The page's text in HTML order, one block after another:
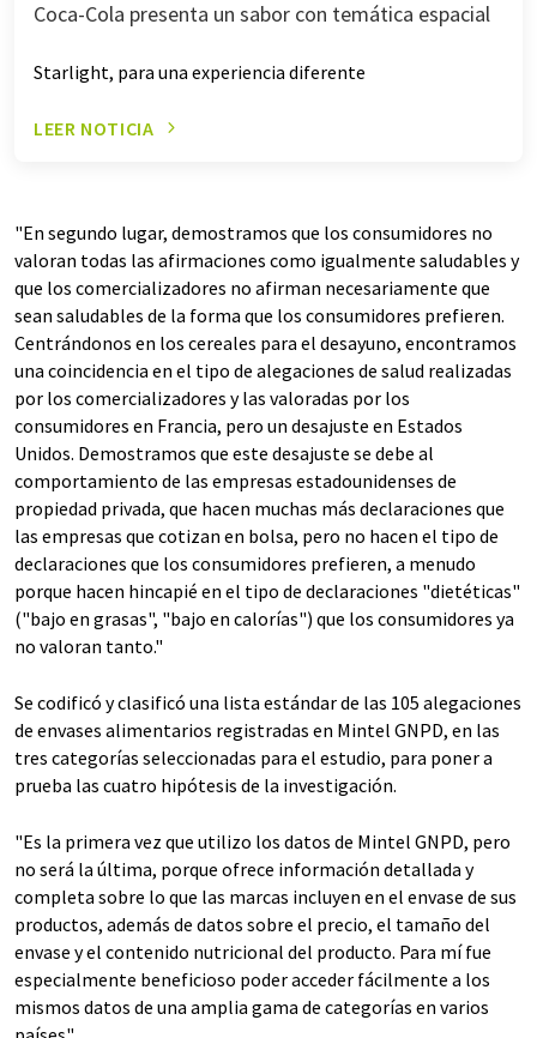
Coca-Cola presenta un sabor con temática espacial
Starlight, para una experiencia diferente
LEER NOTICIA
"En segundo lugar, demostramos que los consumidores no
valoran todas las afirmaciones como igualmente saludables y
que los comercializadores no afirman necesariamente que
sean saludables de la forma que los consumidores prefieren.
Centrándonos en los cereales para el desayuno, encontramos
una coincidencia en el tipo de alegaciones de salud realizadas
por los comercializadores y las valoradas por los
consumidores en Francia, pero un desajuste en Estados
Unidos. Demostramos que este desajuste se debe al
comportamiento de las empresas estadounidenses de
propiedad privada, que hacen muchas más declaraciones que
las empresas que cotizan en bolsa, pero no hacen el tipo de
declaraciones que los consumidores prefieren, a menudo
porque hacen hincapié en el tipo de declaraciones "dietéticas"
("bajo en grasas", "bajo en calorías") que los consumidores ya
no valoran tanto."
Se codificó y clasificó una lista estándar de las 105 alegaciones
de envases alimentarios registradas en Mintel GNPD, en las
tres categorías seleccionadas para el estudio, para poner a
prueba las cuatro hipótesis de la investigación.
"Es la primera vez que utilizo los datos de Mintel GNPD, pero
no será la última, porque ofrece información detallada y
completa sobre lo que las marcas incluyen en el envase de sus
productos, además de datos sobre el precio, el tamaño del
envase y el contenido nutricional del producto. Para mí fue
especialmente beneficioso poder acceder fácilmente a los
mismos datos de una amplia gama de categorías en varios